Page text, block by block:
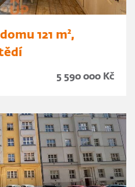
121 m²,
5 590 000 Kč